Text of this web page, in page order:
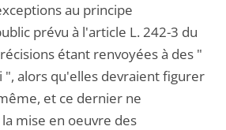
au principe
prévu à l'article L. 242-3 du
étant renvoyées à des "
alors qu'elles devraient figurer
et ce dernier ne
mise en oeuvre des